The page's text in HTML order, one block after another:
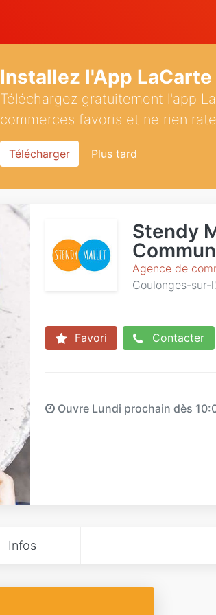
Installez l'App LaCarte
Téléchargez gratuitement l'app
commerces favoris et ne rien
Télécharger Plus tard
Stendy
Agence de
Coulonges-sur-
Favori Contacter
Ouvre Lundi prochain dès
Infos